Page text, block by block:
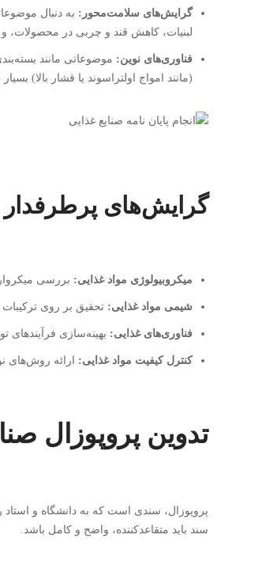
گرایش‌های سلامت‌محور:
لبنیات، کاهش قند و چربی در محصولات، و
فناوری‌های نوین: موضوعاتی مانند
(مانند امواج اولتراسوند یا فشار بالا)
گرایش‌های پرطرفدار
میکروبیولوژی مواد غذایی: بررسی
شیمی مواد غذایی: تحقیق بر روی ترکیبات
فناوری‌های غذایی: بهینه‌سازی فرآیندهای
کنترل کیفیت مواد غذایی: ارائه روش‌های
تدوین پروپوزال
پروپوزال، سندی است که به دانشگاه و
سند باید متقاعدکننده، واضح و کامل باشد.